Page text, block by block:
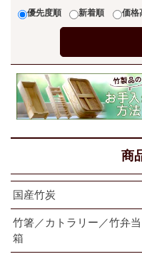
優先度順 新着順 価格
商
国産竹炭
竹箸／カトラリー／竹弁当
箱